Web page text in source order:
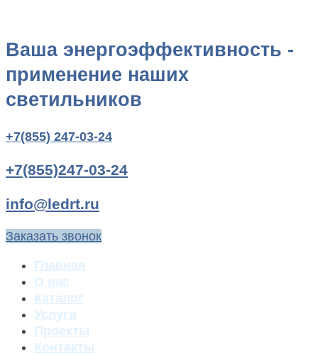
Ваша энергоэффективность -
применение наших
светильников
+7(855) 247-03-24
+7(855)247-03-24
info@ledrt.ru
Заказать звонок
Главная
О нас
Каталог
Услуги
Проекты
Контакты